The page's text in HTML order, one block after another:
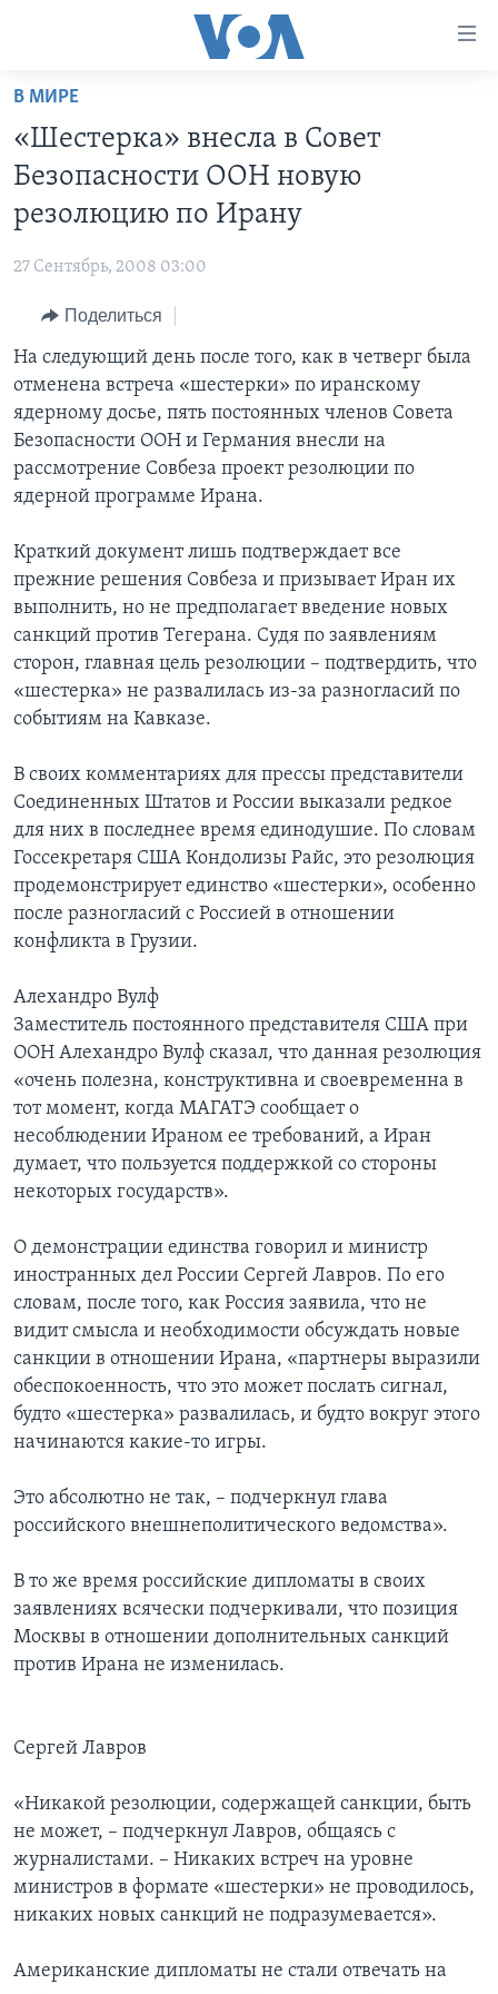
Перейти
основной
контент
основной
навигации
Перейти
поиск
ПРОГРАММЫ
ИТОГИ
ПОЧЕМУ ЭТО ВАЖНО?
ДИСКУССИЯ VOA
НЬЮ-ЙОРК NEW YORK
АМЕРИКА. БОЛЬШОЕ ПУТЕШЕСТВИЕ
НАША АМЕРИКАНСКАЯ ИСТОРИЯ
А КАК В АМЕРИКЕ?
АРТЕФАКТЫ
АМЕРИКАНСКИЕ ГОРОДКИ
ТЕСТЫ
ИНТЕРВЬЮ
ФАКТЫ ПРОТИВ ФЕЙКОВ
ЗА СВОБОДУ ПРЕССЫ
УЧИМ АНГЛИЙСКИЙ
ВИДЕО
ПОДПИСКА НА НОВОСТИ
Языки
В МИРЕ
«Шестерка» внесла в Совет
Безопасности ООН новую
резолюцию по Ирану
27 Сентябрь, 2008 03:00
Поделиться
На следующий день после того, как в четверг была
отменена встреча «шестерки» по иранскому
ядерному досье, пять постоянных членов Совета
Безопасности ООН и Германия внесли на
рассмотрение Совбеза проект резолюции по
ядерной программе Ирана.
Краткий документ лишь подтверждает все
прежние решения Совбеза и призывает Иран их
выполнить, но не предполагает введение новых
санкций против Тегерана. Судя по заявлениям
сторон, главная цель резолюции – подтвердить, что
«шестерка» не развалилась из-за разногласий по
событиям на Кавказе.
В своих комментариях для прессы представители
Соединенных Штатов и России выказали редкое
для них в последнее время единодушие. По словам
Госсекретаря США Кондолизы Райс, это резолюция
продемонстрирует единство «шестерки», особенно
после разногласий с Россией в отношении
конфликта в Грузии.
Алехандро Вулф
Заместитель постоянного представителя США при
ООН Алехандро Вулф сказал, что данная резолюция
«очень полезна, конструктивна и своевременна в
тот момент, когда МАГАТЭ сообщает о
несоблюдении Ираном ее требований, а Иран
думает, что пользуется поддержкой со стороны
некоторых государств».
О демонстрации единства говорил и министр
иностранных дел России Сергей Лавров. По его
словам, после того, как Россия заявила, что не
видит смысла и необходимости обсуждать новые
санкции в отношении Ирана, «партнеры выразили
обеспокоенность, что это может послать сигнал,
будто «шестерка» развалилась, и будто вокруг этого
начинаются какие-то игры.
Это абсолютно не так, – подчеркнул глава
российского внешнеполитического ведомства».
В то же время российские дипломаты в своих
заявлениях всячески подчеркивали, что позиция
Москвы в отношении дополнительных санкций
против Ирана не изменилась.
Сергей Лавров
«Никакой резолюции, содержащей санкции, быть
не может, – подчеркнул Лавров, общаясь с
журналистами. – Никаких встреч на уровне
министров в формате «шестерки» не проводилось,
никаких новых санкций не подразумевается».
Американские дипломаты не стали отвечать на